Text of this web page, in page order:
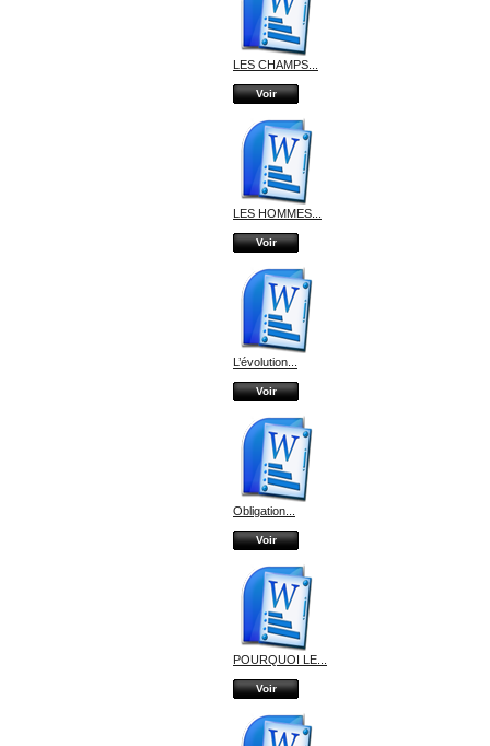
LES CHAMPS...
Voir
LES HOMMES...
Voir
L’évolution...
Voir
Obligation...
Voir
POURQUOI LE...
Voir